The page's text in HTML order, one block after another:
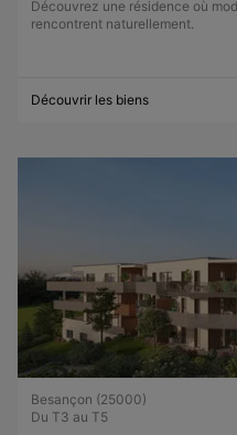
Découvrez une résidence où
rencontrent naturellement.
Découvrir les biens
Besançon (25000)
Du T3 au T5